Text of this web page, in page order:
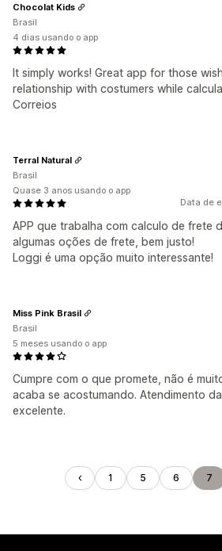
It simply works! Great app for those
relationship with costumers while
Correios
Chocolat Kids
Brasil
4 dias usando o app
Data de
APP que trabalha com calculo de frete
algumas oções de frete, bem justo!
Loggi é uma opção muito interessante!
Terral Natural
Brasil
Quase 3 anos usando o app
Cumpre com o que promete, não é
acaba se acostumando. Atendimento
excelente.
Miss Pink Brasil
Brasil
5 meses usando o app
1 5 6 7